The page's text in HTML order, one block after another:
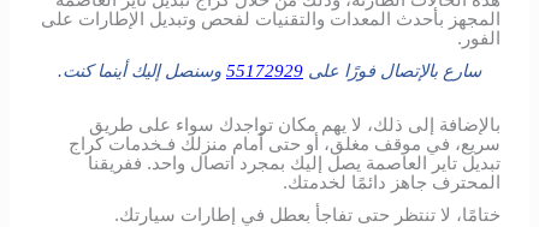
المجهز بأحدث المعدات والتقنيات لفحص وتبديل الإطارات على
الفور.
سارع بالإتصال فورًا على 55172929 وسنصل إليك أينما كنت.
بالإضافة إلى ذلك، لا يهم مكان تواجدك سواء على طريق
سريع، في موقف مغلق، أو حتى أمام منزلك فـخدمات كراج
تبديل تاير العاصمة يصل إليك بمجرد اتصال واحد. ففريقنا
المحترف جاهز دائمًا لخدمتك.
ختامًا، لا تنتظر حتى تفاجأ بعطل في إطارات سيارتك.